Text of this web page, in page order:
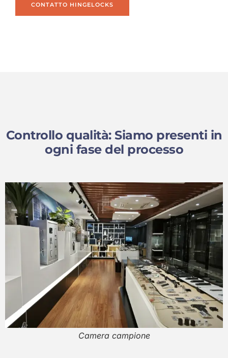
CONTATTO HINGELOCKS
Controllo qualità: Siamo presenti in
ogni fase del processo
Camera campione